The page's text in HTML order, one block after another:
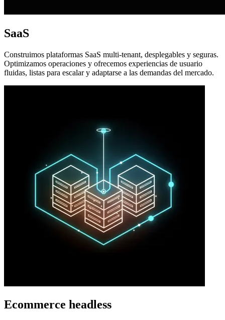
SaaS
Construimos plataformas SaaS multi-tenant, desplegables y seguras.
Optimizamos operaciones y ofrecemos experiencias de usuario
fluidas, listas para escalar y adaptarse a las demandas del mercado.
Ecommerce headless